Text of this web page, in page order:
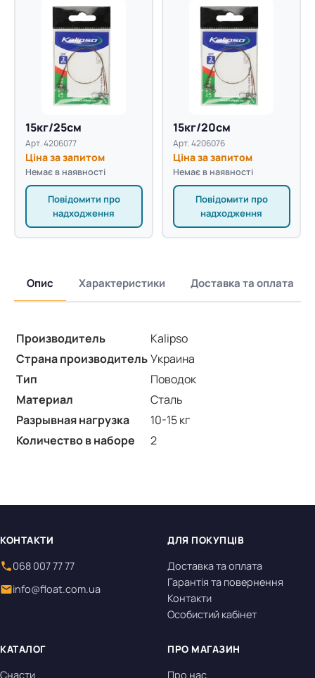
15кг/25см
Арт. 4206077
Ціна за запитом
Немає в наявності
Повідомити про
надходження
15кг/20см
Арт. 4206076
Ціна за запитом
Немає в наявності
Повідомити про
надходження
Опис Характеристики Доставка та оплата
Производитель
Kalipso
Страна производительУкраина
Тип
Поводок
Материал
Сталь
Разрывная нагрузка
10-15 кг
Количество в наборе
2
КОНТАКТИ
068 007 77 77
info@float.com.ua
ДЛЯ ПОКУПЦІВ
Доставка та оплата
Гарантія та повернення
Контакти
Особистий кабінет
КАТАЛОГ
Снасти
ПРО МАГАЗИН
Про нас